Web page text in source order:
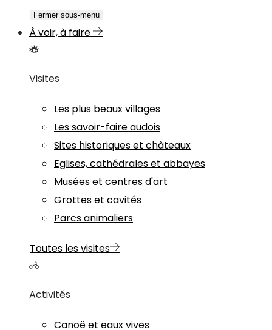
Fermer sous-menu
À voir, à faire
Visites
Les plus beaux villages
Les savoir-faire audois
Sites historiques et châteaux
Eglises, cathédrales et abbayes
Musées et centres d'art
Grottes et cavités
Parcs animaliers
Toutes les visites
Activités
Canoë et eaux vives